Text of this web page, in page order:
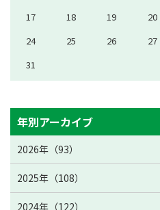
17
18 19 20
24
25 26 27
31
年別アーカイブ
2026年（93）
2025年（108）
2024年（122）